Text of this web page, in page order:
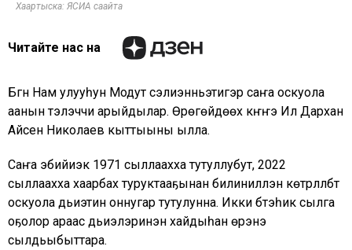
Хаартыска: ЯСИА саайта
Читайте нас на
Бүгүн Нам улууһун Модут сэлиэнньэтигэр саҥа оскуола
аанын тэлэччи арыйдылар. Өрөгөйдөөх күҥҥэ Ил Дархан
Айсен Николаев кыттыыны ылла.
Саҥа эбийиэк 1971 сыллаахха тутуллубут, 2022
сыллаахха хаарбах туруктааҕынан билиниллэн көтүрүллүбүт
оскуола дьиэтин оннугар тутулунна. Икки бүтэһик сылга
оҕолор араас дьиэлэринэн хайдыһан үөрэнэ
сылдьыбыттара.